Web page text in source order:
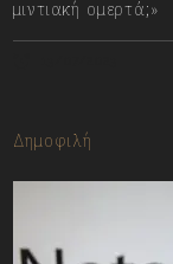
μιντιακή ομερτά;»
Δημοφιλή